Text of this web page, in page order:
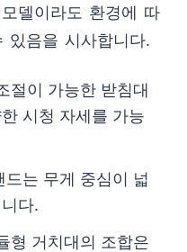
델이라도 환경에 따
있음을 시사합니다.
절이 가능한 받침대
시청 자세를 가능
는 무게 중심이 넓
다.
형 거치대의 조합은